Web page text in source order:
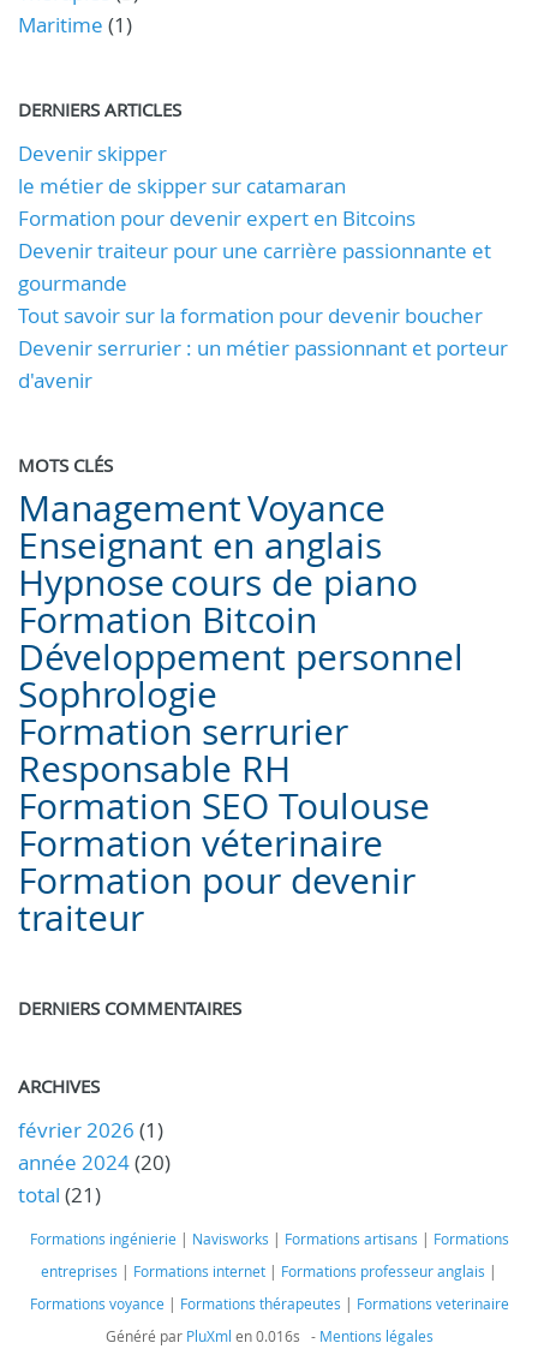
Maritime (1)
DERNIERS ARTICLES
Devenir skipper
le métier de skipper sur catamaran
Formation pour devenir expert en Bitcoins
Devenir traiteur pour une carrière passionnante et
gourmande
Tout savoir sur la formation pour devenir boucher
Devenir serrurier : un métier passionnant et porteur
d'avenir
MOTS CLÉS
ManagementVoyance
Enseignant en anglais
Hypnosecours de piano
Formation Bitcoin
Développement personnel
Sophrologie
Formation serrurier
Responsable RH
Formation SEO Toulouse
Formation véterinaire
Formation pour devenir
traiteur
DERNIERS COMMENTAIRES
ARCHIVES
février 2026 (1)
année 2024(20)
total (21)
Formations ingénierie | Navisworks | Formations artisans | Formations
entreprises | Formations internet | Formations professeur anglais |
Formations voyance | Formations thérapeutes | Formations veterinaire
Généré par PluXml en 0.016s - Mentions légales